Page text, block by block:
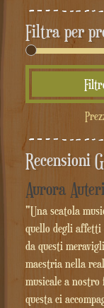
Filtra per
Recensioni
Aurora Auteri
"Una scatola
quello degli affetti
da questi
maestria nella
musicale a nostro
questa ci